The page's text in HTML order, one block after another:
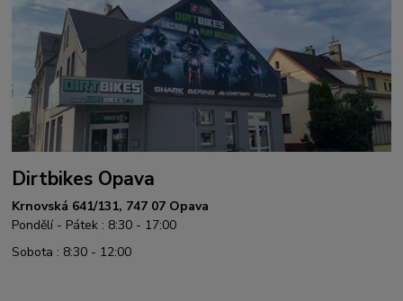
Dirtbikes Opava
Krnovská 641/131, 747 07 Opava
Pondělí - Pátek : 8:30 - 17:00
Sobota : 8:30 - 12:00